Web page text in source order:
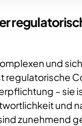
und
regulatorische
– sie
und
zunehmend